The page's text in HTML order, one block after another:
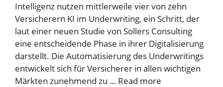
Intelligenz nutzen mittlerweile vier von zehn
Versicherern KI im Underwriting, ein Schritt, der
laut einer neuen Studie von Sollers Consulting
eine entscheidende Phase in ihrer Digitalisierung
darstellt. Die Automatisierung des Underwritings
entwickelt sich für Versicherer in allen wichtigen
Märkten zunehmend zu … Read more